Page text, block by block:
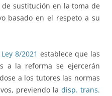
sustitución en la toma de
basado en el respeto a su
8/2021 establece que las
a la reforma se ejercerán
a los tutores las normas
previendo la disp. trans.